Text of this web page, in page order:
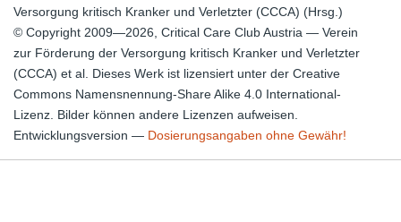
Versorgung kritisch Kranker und Verletzter (CCCA) (Hrsg.)
© Copyright 2009—2026, Critical Care Club Austria — Verein
zur Förderung der Versorgung kritisch Kranker und Verletzter
(CCCA) et al. Dieses Werk ist lizensiert unter der Creative
Commons Namensnennung-Share Alike 4.0 International-
Lizenz. Bilder können andere Lizenzen aufweisen.
Entwicklungsversion — Dosierungsangaben ohne Gewähr!